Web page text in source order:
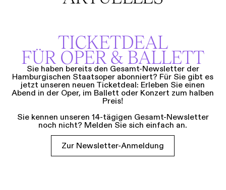
TICKETDEAL
FÜR OPER & BALLETT
Sie haben bereits den Gesamt-Newsletter der
Hamburgischen Staatsoper abonniert? Für Sie gibt es
jetzt unseren neuen Ticketdeal: Erleben Sie einen
Abend in der Oper, im Ballett oder Konzert zum halben
Preis!
Sie kennen unseren 14-tägigen Gesamt-Newsletter
noch nicht? Melden Sie sich einfach an.
Zur Newsletter-Anmeldung